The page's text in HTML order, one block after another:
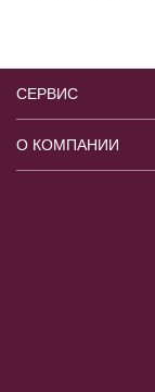
СЕРВИС
О КОМПАНИИ